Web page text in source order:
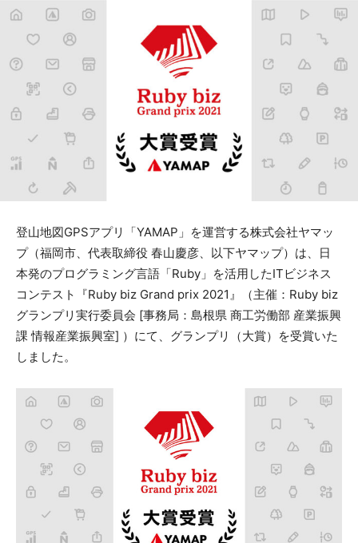
登山地図GPSアプリ「YAMAP」を運営する株式会社ヤマッ
プ（福岡市、代表取締役 春山慶彦、以下ヤマップ）は、日
本発のプログラミング言語「Ruby」を活用したITビジネス
コンテスト『Ruby biz Grand prix 2021』（主催：Ruby biz
グランプリ実行委員会 [事務局：島根県 商工労働部 産業振興
課 情報産業振興室] ）にて、グランプリ（大賞）を受賞いた
しました。